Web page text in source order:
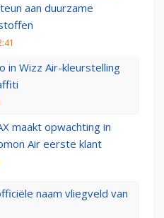
aan duurzame
in Wizz Air-kleurstelling
maakt opwachting in
Air eerste klant
naam vliegveld van